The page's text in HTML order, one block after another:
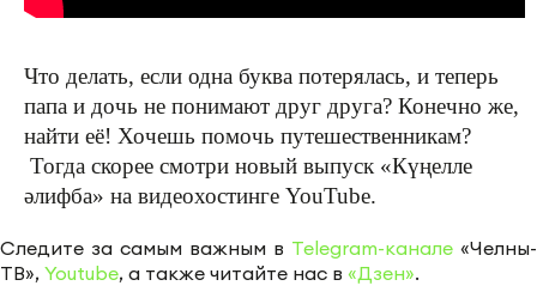
Что делать, если одна буква потерялась, и теперь
папа и дочь не понимают друг друга? Конечно же,
найти её! Хочешь помочь путешественникам?
Тогда скорее смотри новый выпуск «Күңелле
әлифба» на видеохостинге YouTube.
Следите за самым важным в Telegram-канале «Челны-
ТВ», Youtube, а также читайте нас в «Дзен».